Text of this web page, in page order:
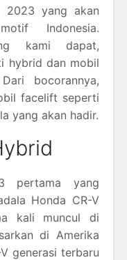
2023 yang akan
Indonesia.
kami dapat,
hybrid dan mobil
bocorannya,
facelift seperti
yang akan hadir.
pertama yang
Honda CR-V
kali muncul di
di Amerika
generasi terbaru